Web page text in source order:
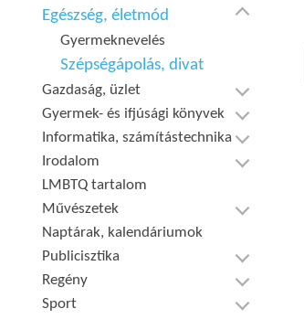
Egészség, életmód
Gyermeknevelés
Szépségápolás, divat
Gazdaság, üzlet
Gyermek- és ifjúsági könyvek
Informatika, számítástechnika
Irodalom
LMBTQ tartalom
Művészetek
Naptárak, kalendáriumok
Publicisztika
Regény
Sport